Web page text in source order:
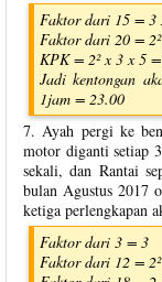
Faktor dari 15 = 3
Faktor dari 20 =
KPK = 2² x 3 x 5
Jadi kentongan
1jam = 23.00
7. Ayah pergi ke
motor diganti setiap
sekali, dan Rantai
bulan Agustus 2017
ketiga perlengkapan
Faktor dari 3 = 3
Faktor dari 12 =